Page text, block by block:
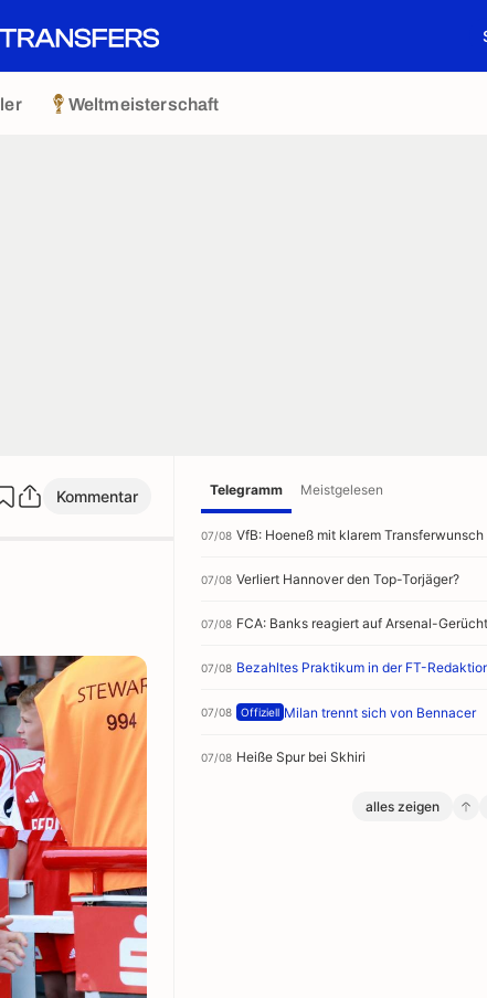
Weltmeisterschaft
Kommentar Telegramm Meistgelesen
07/08 VfB: Hoeneß mit klarem Transferwunsch
07/08 Verliert Hannover den Top-Torjäger?
07/08 FCA: Banks reagiert auf Arsenal-
07/08 Bezahltes Praktikum in der FT-
07/08 Offiziell Milan trennt sich von Bennacer
07/08 Heiße Spur bei Skhiri
alles zeigen